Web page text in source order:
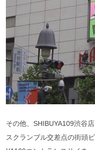
その他、SHIBUYA109渋谷
スクランブル交差点の街頭